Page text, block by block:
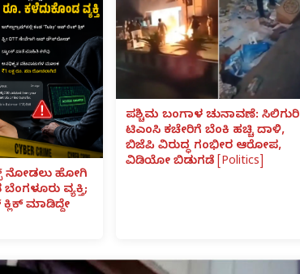
ನೋಡಲು ಹೋಗಿ
ಬೆಂಗಳೂರು ವ್ಯಕ್ತಿ;
ಮಾಡಿದ್ದೇ
ಪಶ್ಚಿಮ ಬಂಗಾಳ ಚುನಾವಣೆ: ಸಿಲಿಗುರಿ
ಟಿಎಂಸಿ ಕಚೇರಿಗೆ ಬೆಂಕಿ ಹಚ್ಚಿ ದಾಳಿ,
ಬಿಜೆಪಿ ವಿರುದ್ಧ ಗಂಭೀರ ಆರೋಪ,
ವಿಡಿಯೋ ಬಿಡುಗಡೆ [Politics]